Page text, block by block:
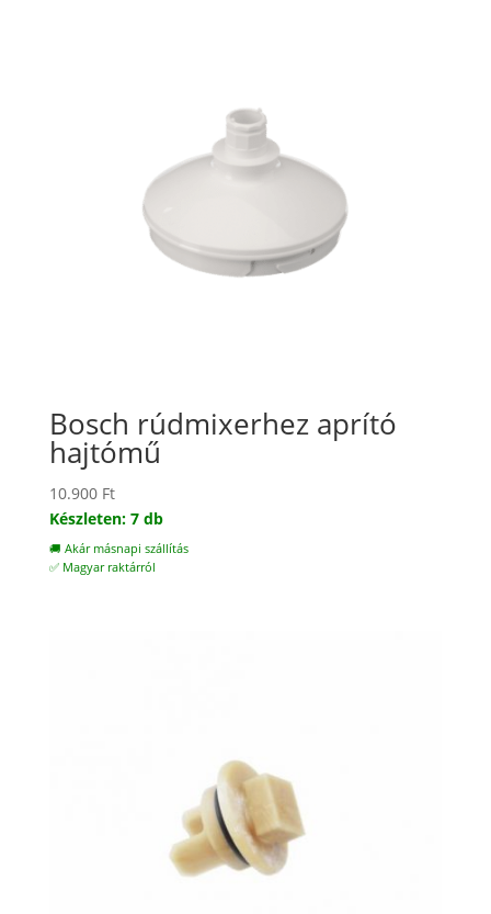
Bosch rúdmixerhez aprító
hajtómű
10.900 Ft
Készleten: 7 db
🚚 Akár másnapi szállítás
✅ Magyar raktárról